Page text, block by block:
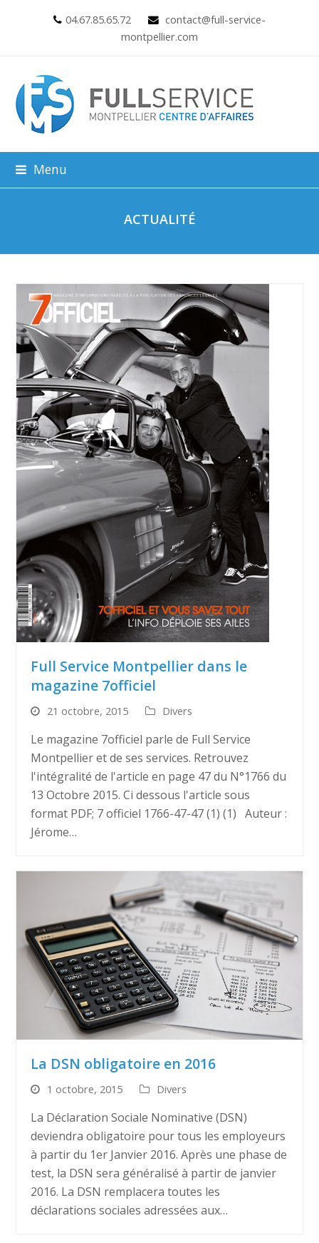
04.67.85.65.72
contact@full-service-
montpellier.com
Menu
ACTUALITÉ
Full Service Montpellier dans le
magazine 7officiel
21 octobre, 2015 Divers
Le magazine 7officiel parle de Full Service
Montpellier et de ses services. Retrouvez
l'intégralité de l'article en page 47 du N°1766 du
13 Octobre 2015. Ci dessous l'article sous
format PDF; 7 officiel 1766-47-47 (1) (1) Auteur :
Jérome…
La DSN obligatoire en 2016
1 octobre, 2015 Divers
La Déclaration Sociale Nominative (DSN)
deviendra obligatoire pour tous les employeurs
à partir du 1er Janvier 2016. Après une phase de
test, la DSN sera généralisé à partir de janvier
2016. La DSN remplacera toutes les
déclarations sociales adressées aux…